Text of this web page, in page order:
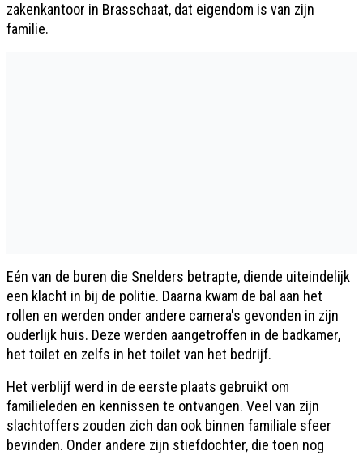
zakenkantoor in Brasschaat, dat eigendom is van zijn
familie.
Eén van de buren die Snelders betrapte, diende uiteindelijk
een klacht in bij de politie. Daarna kwam de bal aan het
rollen en werden onder andere camera's gevonden in zijn
ouderlijk huis. Deze werden aangetroffen in de badkamer,
het toilet en zelfs in het toilet van het bedrijf.
Het verblijf werd in de eerste plaats gebruikt om
familieleden en kennissen te ontvangen. Veel van zijn
slachtoffers zouden zich dan ook binnen familiale sfeer
bevinden. Onder andere zijn stiefdochter, die toen nog